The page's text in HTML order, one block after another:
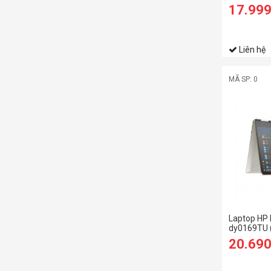
1240P/
SSD/15.6
Liên hệ
MÃ SP: 0
Laptop HP
dy0169TU
1135G7/
SSD/14